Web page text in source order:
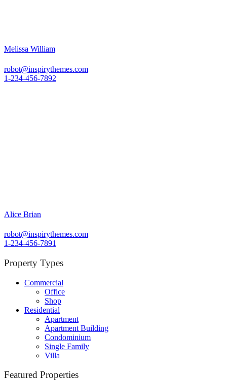
Melissa William
robot@inspirythemes.com
1-234-456-7892
Alice Brian
robot@inspirythemes.com
1-234-456-7891
Property Types
Commercial
Office
Shop
Residential
Apartment
Apartment Building
Condominium
Single Family
Villa
Featured Properties